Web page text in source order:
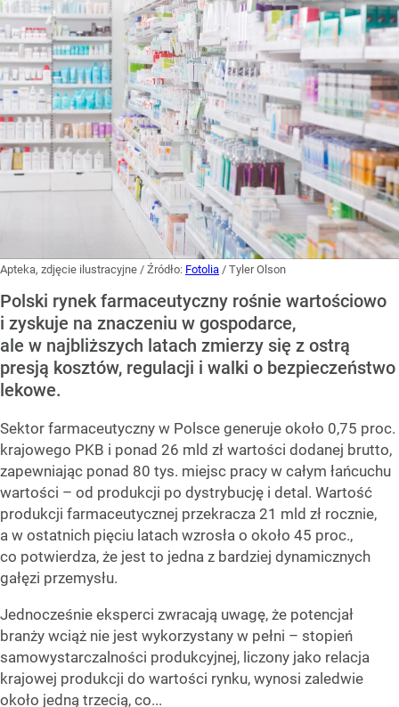
Apteka, zdjęcie ilustracyjne / Źródło: Fotolia / Tyler Olson
Polski rynek farmaceutyczny rośnie wartościowo
i zyskuje na znaczeniu w gospodarce,
ale w najbliższych latach zmierzy się z ostrą
presją kosztów, regulacji i walki o bezpieczeństwo
lekowe.
Sektor farmaceutyczny w Polsce generuje około 0,75 proc.
krajowego PKB i ponad 26 mld zł wartości dodanej brutto,
zapewniając ponad 80 tys. miejsc pracy w całym łańcuchu
wartości – od produkcji po dystrybucję i detal. Wartość
produkcji farmaceutycznej przekracza 21 mld zł rocznie,
a w ostatnich pięciu latach wzrosła o około 45 proc.,
co potwierdza, że jest to jedna z bardziej dynamicznych
gałęzi przemysłu.
Jednocześnie eksperci zwracają uwagę, że potencjał
branży wciąż nie jest wykorzystany w pełni – stopień
samowystarczalności produkcyjnej, liczony jako relacja
krajowej produkcji do wartości rynku, wynosi zaledwie
około jedną trzecią, co...